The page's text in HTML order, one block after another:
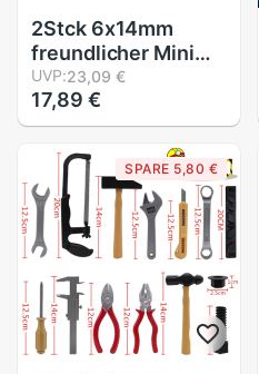
2Stck 6x14mm
freundlicher Mini
Reparatur
Werkzeuge
Schraubendreher
Anti Unterhose
Phillips
Schraubendreher
Bits Einseitig
UVP:23,09 €
17,89 €
SPARE 5,80 €